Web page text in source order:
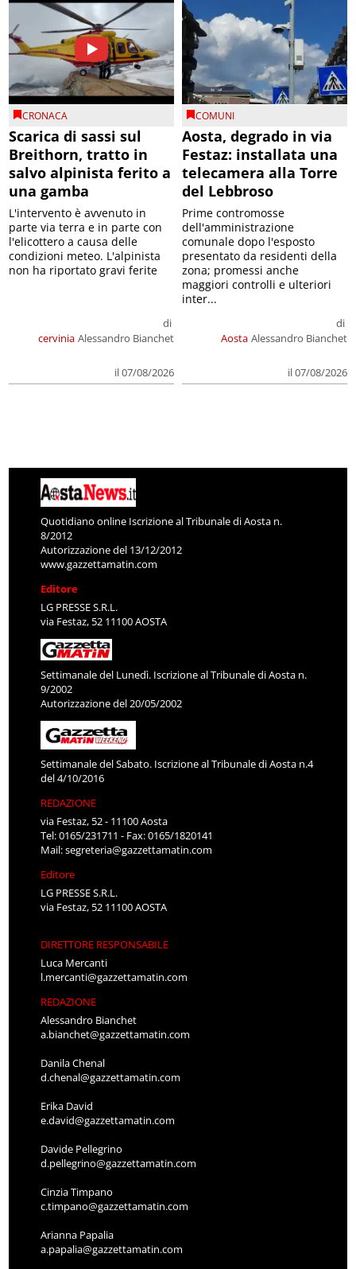
CRONACA
Scarica di sassi sul
Breithorn, tratto in
salvo alpinista ferito a
una gamba
cervinia
di
Alessandro Bianchet
il 07/08/2026
L'intervento è avvenuto in
parte via terra e in parte con
l'elicottero a causa delle
condizioni meteo. L'alpinista
non ha riportato gravi ferite
COMUNI
Aosta, degrado in via
Festaz: installata una
telecamera alla Torre
del Lebbroso
Aosta
di
Alessandro Bianchet
il 07/08/2026
Prime contromosse
dell'amministrazione
comunale dopo l'esposto
presentato da residenti della
zona; promessi anche
maggiori controlli e ulteriori
inter...
Quotidiano online Iscrizione al Tribunale di Aosta n.
8/2012
Autorizzazione del 13/12/2012
www.gazzettamatin.com
Editore
LG PRESSE S.R.L.
via Festaz, 52 11100 AOSTA
Settimanale del Lunedì. Iscrizione al Tribunale di Aosta n.
9/2002
Autorizzazione del 20/05/2002
Settimanale del Sabato. Iscrizione al Tribunale di Aosta n.4
del 4/10/2016
REDAZIONE
via Festaz, 52 - 11100 Aosta
Tel: 0165/231711 - Fax: 0165/1820141
Mail:segreteria@gazzettamatin.com
Editore
LG PRESSE S.R.L.
via Festaz, 52 11100 AOSTA
DIRETTORE RESPONSABILE
Luca Mercanti
l.mercanti@gazzettamatin.com
REDAZIONE
Alessandro Bianchet
a.bianchet@gazzettamatin.com
Danila Chenal
d.chenal@gazzettamatin.com
Erika David
e.david@gazzettamatin.com
Davide Pellegrino
d.pellegrino@gazzettamatin.com
Cinzia Timpano
c.timpano@gazzettamatin.com
Arianna Papalia
a.papalia@gazzettamatin.com